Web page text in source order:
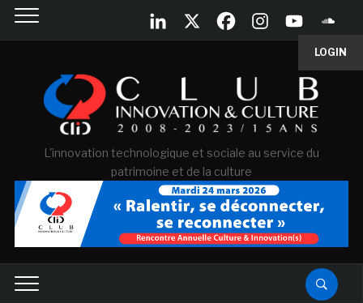
LOGIN
L'innovation technologique et sociale au service du
patrimoine et de la culture